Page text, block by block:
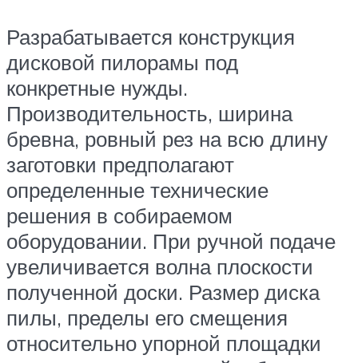
Разрабатывается конструкция
дисковой пилорамы под
конкретные нужды.
Производительность, ширина
бревна, ровный рез на всю длину
заготовки предполагают
определенные технические
решения в собираемом
оборудовании. При ручной подаче
увеличивается волна плоскости
полученной доски. Размер диска
пилы, пределы его смещения
относительно упорной площадки